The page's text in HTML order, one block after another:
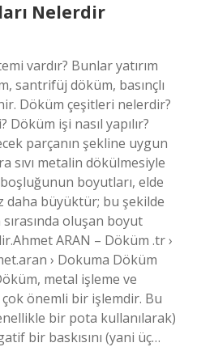
Nelerdir
vardır? Bunlar yatırım
santrifüj döküm, basınçlı
Döküm çeşitleri nelerdir?
işi nasıl yapılır?
parçanın şekline uygun
sıvı metalin dökülmesiyle
boyutları, elde
daha büyüktür; bu şekilde
oluşan boyut
ARAN – Döküm .tr ›
› Dokuma Döküm
metal işleme ve
çok önemli bir işlemdir. Bu
bir pota kullanılarak)
bir baskısını (yani üç…